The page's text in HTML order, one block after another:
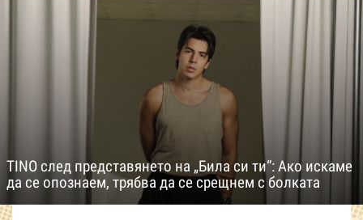
TINO след представянето на „Била си ти“: Ако искаме
да се опознаем, трябва да се срещнем с болката